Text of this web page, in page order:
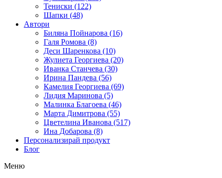
Тениски (122)
Шапки (48)
Автори
Биляна Пойнарова (16)
Галя Ромова (8)
Деси Шаренкова (10)
Жулиета Георгиева (20)
Иванка Станчева (30)
Ирина Пандева (56)
Камелия Георгиева (69)
Лидия Маринова (5)
Малинка Благоева (46)
Марта Димитрова (55)
Цветелина Иванова (517)
Ина Добарова (8)
Персонализирай продукт
Блог
Меню